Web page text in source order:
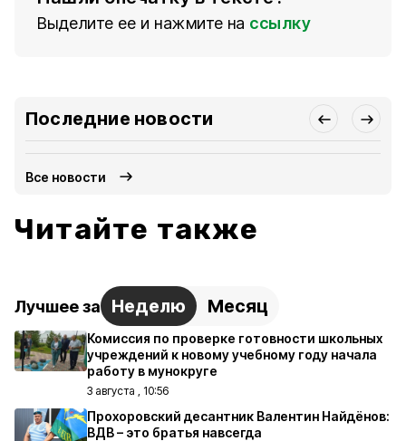
Выделите ее и нажмите на ссылку
Последние новости
Все новости
Читайте также
Лучшее за Неделю Месяц
Комиссия по проверке готовности школьных
учреждений к новому учебному году начала
работу в мунокруге
3 августа , 10:56
Прохоровский десантник Валентин Найдёнов:
ВДВ – это братья навсегда